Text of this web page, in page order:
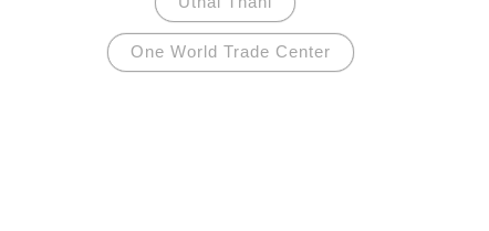
One World Trade Center